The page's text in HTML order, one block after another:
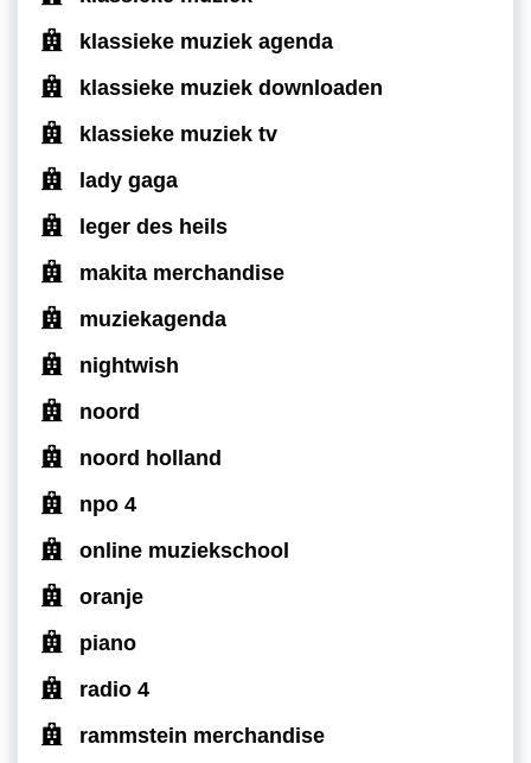
klassieke muziek agenda
klassieke muziek downloaden
klassieke muziek tv
lady gaga
leger des heils
makita merchandise
muziekagenda
nightwish
noord
noord holland
npo 4
online muziekschool
oranje
piano
radio 4
rammstein merchandise